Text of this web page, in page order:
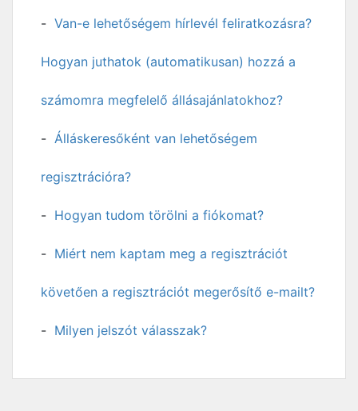
Van-e lehetőségem hírlevél feliratkozásra?
Hogyan juthatok (automatikusan) hozzá a
számomra megfelelő állásajánlatokhoz?
Álláskeresőként van lehetőségem
regisztrációra?
Hogyan tudom törölni a fiókomat?
Miért nem kaptam meg a regisztrációt
követően a regisztrációt megerősítő e-mailt?
Milyen jelszót válasszak?